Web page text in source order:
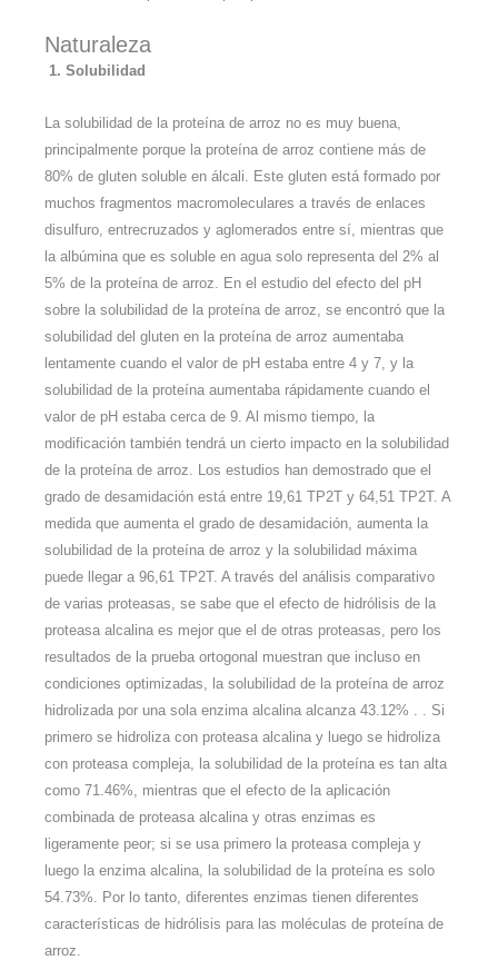
Naturaleza
1. Solubilidad
La solubilidad de la proteína de arroz no es muy buena,
principalmente porque la proteína de arroz contiene más de
80% de gluten soluble en álcali. Este gluten está formado por
muchos fragmentos macromoleculares a través de enlaces
disulfuro, entrecruzados y aglomerados entre sí, mientras que
la albúmina que es soluble en agua solo representa del 2% al
5% de la proteína de arroz. En el estudio del efecto del pH
sobre la solubilidad de la proteína de arroz, se encontró que la
solubilidad del gluten en la proteína de arroz aumentaba
lentamente cuando el valor de pH estaba entre 4 y 7, y la
solubilidad de la proteína aumentaba rápidamente cuando el
valor de pH estaba cerca de 9. Al mismo tiempo, la
modificación también tendrá un cierto impacto en la solubilidad
de la proteína de arroz. Los estudios han demostrado que el
grado de desamidación está entre 19,61 TP2T y 64,51 TP2T. A
medida que aumenta el grado de desamidación, aumenta la
solubilidad de la proteína de arroz y la solubilidad máxima
puede llegar a 96,61 TP2T. A través del análisis comparativo
de varias proteasas, se sabe que el efecto de hidrólisis de la
proteasa alcalina es mejor que el de otras proteasas, pero los
resultados de la prueba ortogonal muestran que incluso en
condiciones optimizadas, la solubilidad de la proteína de arroz
hidrolizada por una sola enzima alcalina alcanza 43.12% . . Si
primero se hidroliza con proteasa alcalina y luego se hidroliza
con proteasa compleja, la solubilidad de la proteína es tan alta
como 71.46%, mientras que el efecto de la aplicación
combinada de proteasa alcalina y otras enzimas es
ligeramente peor; si se usa primero la proteasa compleja y
luego la enzima alcalina, la solubilidad de la proteína es solo
54.73%. Por lo tanto, diferentes enzimas tienen diferentes
características de hidrólisis para las moléculas de proteína de
arroz.